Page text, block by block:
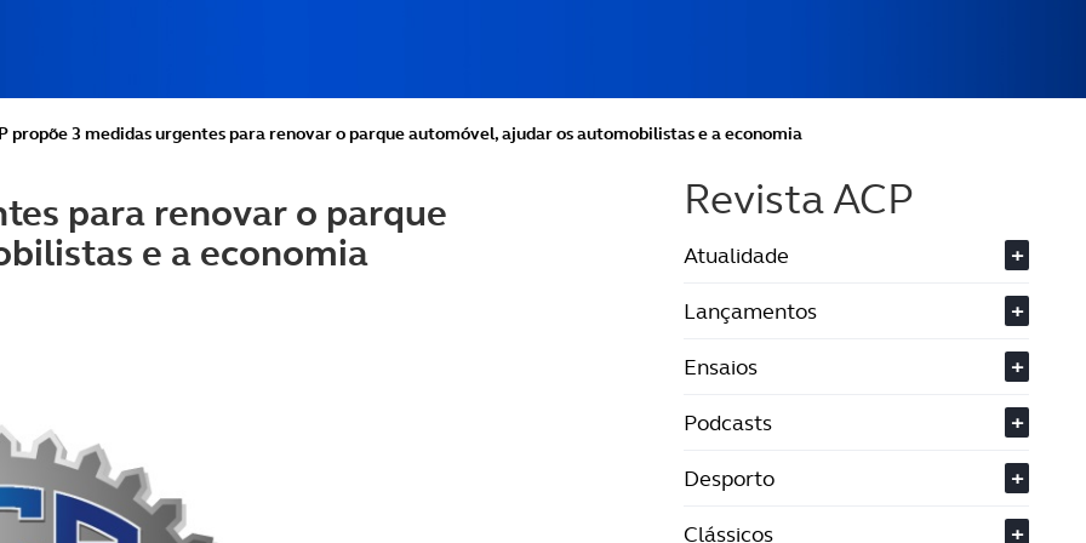
propõe 3 medidas urgentes para renovar o parque automóvel, ajudar os automobilistas e a economia
para renovar o parque
e a economia
Revista ACP
Atualidade
+
Lançamentos
+
Ensaios
+
Podcasts
+
Desporto
+
Clássicos
+